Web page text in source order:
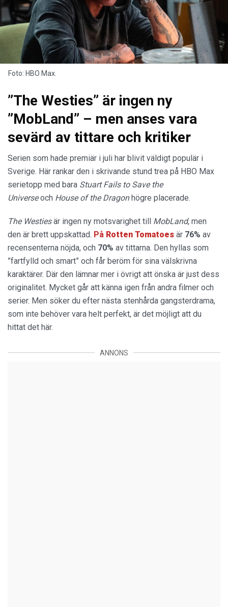
Foto: HBO Max.
”The Westies” är ingen ny
”MobLand” – men anses vara
sevärd av tittare och kritiker
Serien som hade premiär i juli har blivit väldigt populär i
Sverige. Här rankar den i skrivande stund trea på HBO Max
serietopp med bara Stuart Fails to Save the
Universeoch House of the Dragonhögre placerade.
The Westiesär ingen ny motsvarighet till MobLand, men
den är brett uppskattad. På Rotten Tomatoes är 76% av
recensenterna nöjda, och 70% av tittarna. Den hyllas som
”fartfylld och smart” och får beröm för sina välskrivna
karaktärer. Där den lämnar mer i övrigt att önska är just dess
originalitet. Mycket går att känna igen från andra filmer och
serier. Men söker du efter nästa stenhårda gangsterdrama,
som inte behöver vara helt perfekt, är det möjligt att du
hittat det här.
ANNONS